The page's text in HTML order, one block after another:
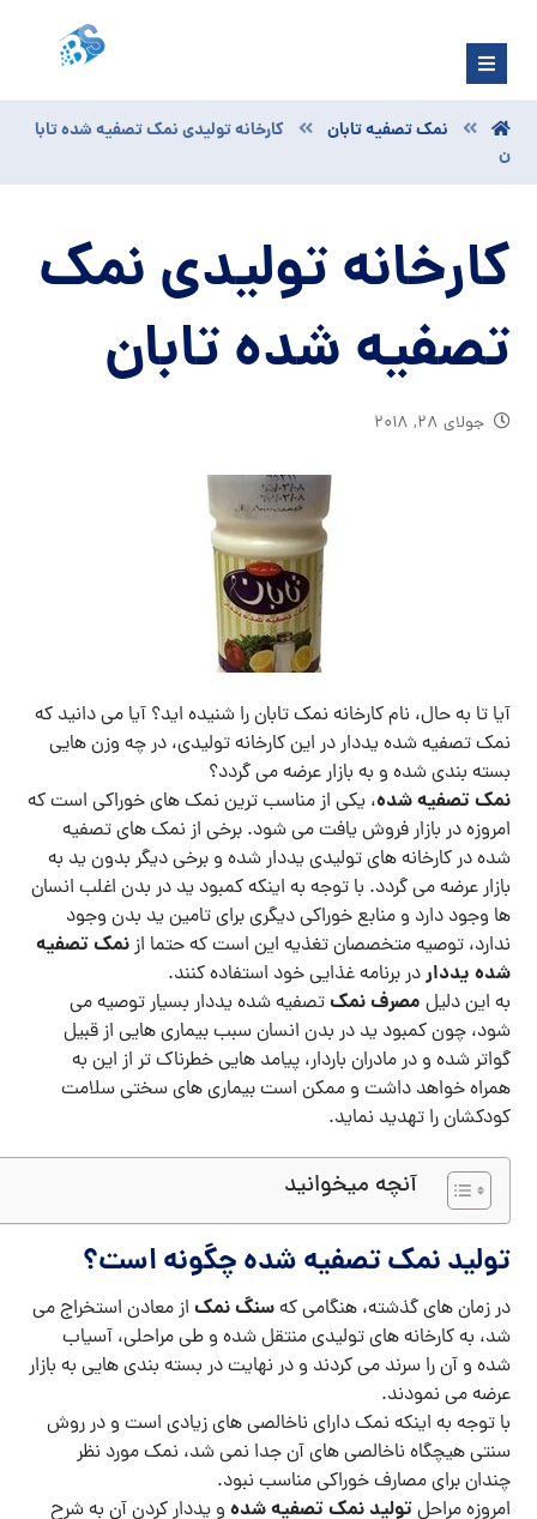
نمک تصفیه تابان
کارخانه تولیدی نمک تصفیه شده تابا
ن
کارخانه تولیدی نمک
تصفیه شده تابان
جولای ۲۸, ۲۰۱۸
آیا تا به حال، نام کارخانه نمک تابان را شنیده اید؟ آیا می دانید که
نمک تصفیه شده یددار در این کارخانه تولیدی، در چه وزن هایی
بسته بندی شده و به بازار عرضه می گردد؟
نمک تصفیه شده، یکی از مناسب ترین نمک های خوراکی است که
امروزه در بازار فروش یافت می شود. برخی از نمک های تصفیه
شده در کارخانه های تولیدی یددار شده و برخی دیگر بدون ید به
بازار عرضه می گردد. با توجه به اینکه کمبود ید در بدن اغلب انسان
ها وجود دارد و منابع خوراکی دیگری برای تامین ید بدن وجود
ندارد، توصیه متخصصان تغذیه این است که حتما ازنمک تصفیه
شده یدداردر برنامه غذایی خود استفاده کنند.
به این دلیل مصرف نمکتصفیه شده یددار بسیار توصیه می
شود، چون کمبود ید در بدن انسان سبب بیماری هایی از قبیل
گواتر شده و در مادران باردار، پیامد هایی خطرناک تر از این به
همراه خواهد داشت و ممکن است بیماری های سختی سلامت
کودکشان را تهدید نماید.
آنچه میخوانید
تولید نمک تصفیه شده چگونه است؟
در زمان های گذشته، هنگامی کهسنگ نمک از معادن استخراج می
شد، به کارخانه های تولیدی منتقل شده و طی مراحلی، آسیاب
شده و آن را سرند می کردند و در نهایت در بسته بندی هایی به بازار
عرضه می نمودند.
با توجه به اینکه نمک دارای ناخالصی های زیادی است و در روش
سنتی هیچگاه ناخالصی های آن جدا نمی شد، نمک مورد نظر
چندان برای مصارف خوراکی مناسب نبود.
امروزه مراحلتولید نمک تصفیه شده و یددار کردن آن به شرح